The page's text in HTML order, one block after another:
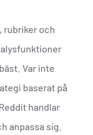
rubriker och
Var inte
baserat på
handlar
anpassa sig.